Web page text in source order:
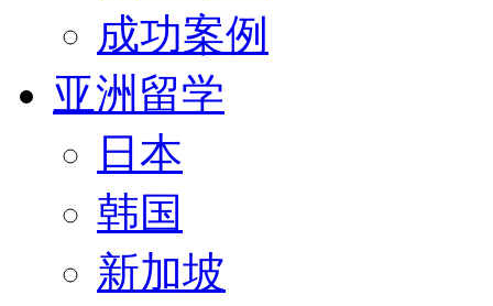
成功案例
亚洲留学
日本
韩国
新加坡